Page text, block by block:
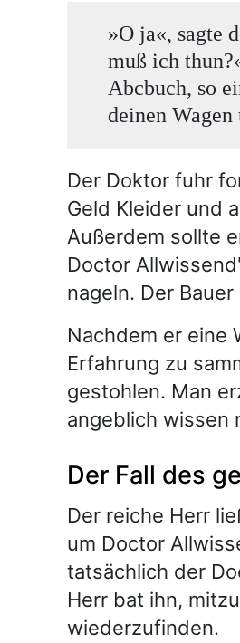
»O ja«, sagte
muß ich
Abcbuch, so
deinen
Der Doktor fuhr
Geld Kleider und
Außerdem sollte
Doctor
nageln. Der
Nachdem er eine
Erfahrung zu
gestohlen. Man
angeblich wissen
Der Fall des
Der reiche Herr
um Doctor
tatsächlich der
Herr bat ihn,
wiederzufinden.